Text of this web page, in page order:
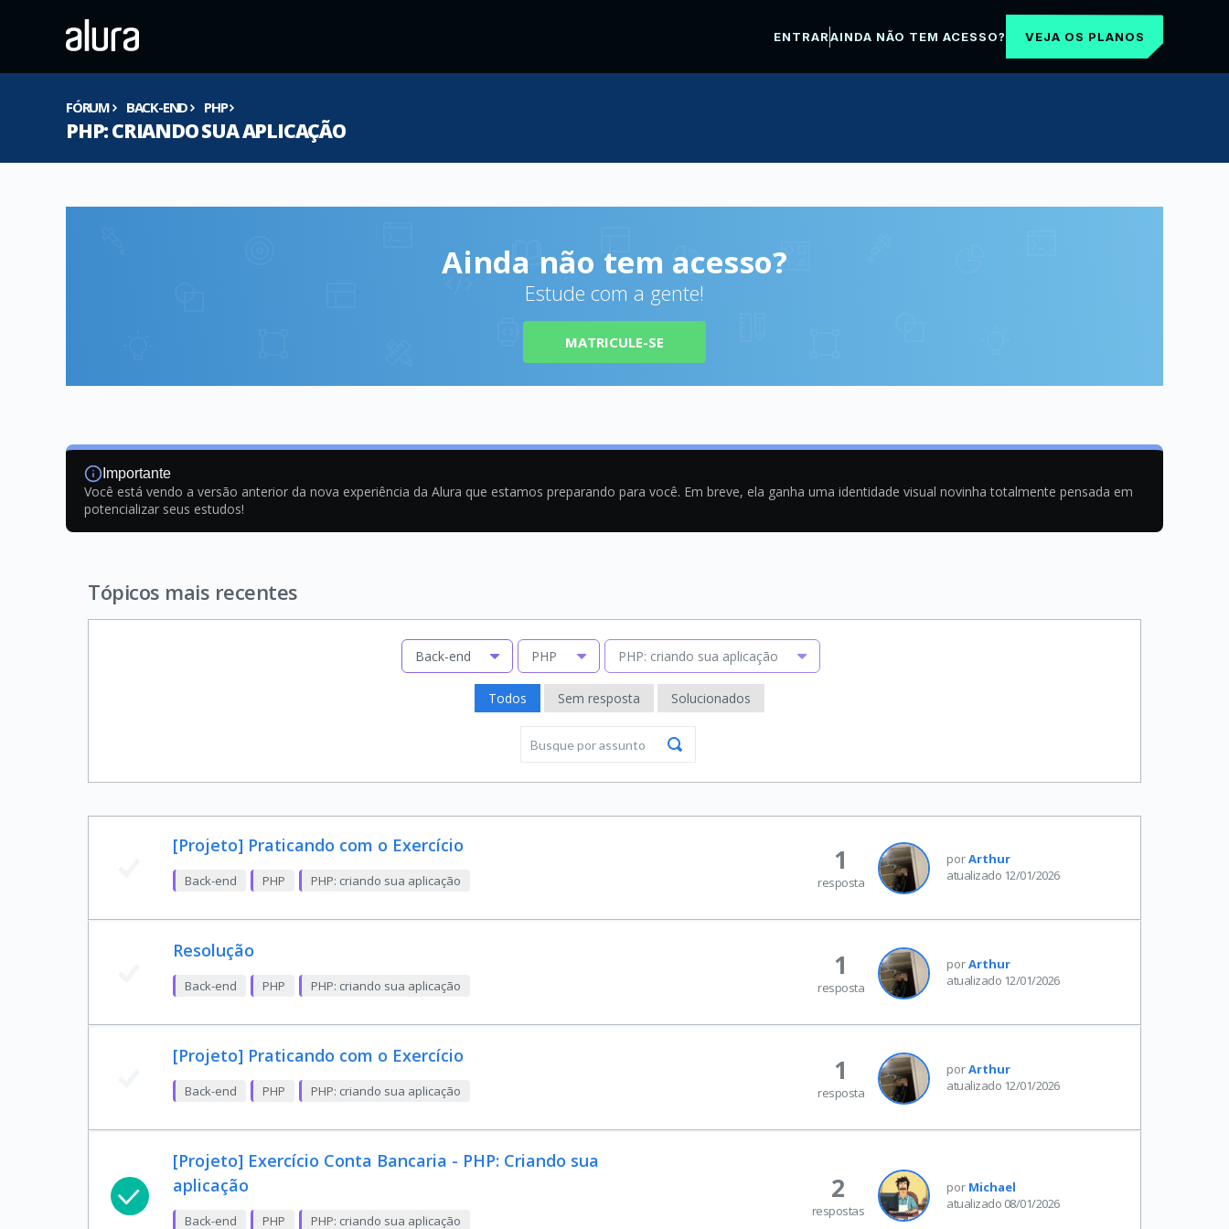
ENTRARAINDA NÃO TEM ACESSO? VEJA OS PLANOS
FÓRUM BACK-END PHP
PHP: CRIANDO SUA APLICAÇÃO
Ainda não tem acesso?
Estude com a gente!
MATRICULE-SE
Importante
Você está vendo a versão anterior da nova experiência da Alura que estamos preparando para você. Em breve, ela ganha uma identidade visual novinha totalmente pensada em
potencializar seus estudos!
Tópicos mais recentes
Back-end PHP PHP: criando sua aplicação
Todos Sem resposta Solucionados
[Projeto] Praticando com o Exercício
Back-end PHP PHP: criando sua aplicação
porArthur
atualizado 12/01/2026
1
resposta
Resolução
Back-end PHP PHP: criando sua aplicação
porArthur
atualizado 12/01/2026
1
resposta
[Projeto] Praticando com o Exercício
Back-end PHP PHP: criando sua aplicação
porArthur
atualizado 12/01/2026
1
resposta
[Projeto] Exercício Conta Bancaria - PHP: Criando sua
aplicação
Back-end PHP PHP: criando sua aplicação
por Michael
atualizado 08/01/2026
2
respostas